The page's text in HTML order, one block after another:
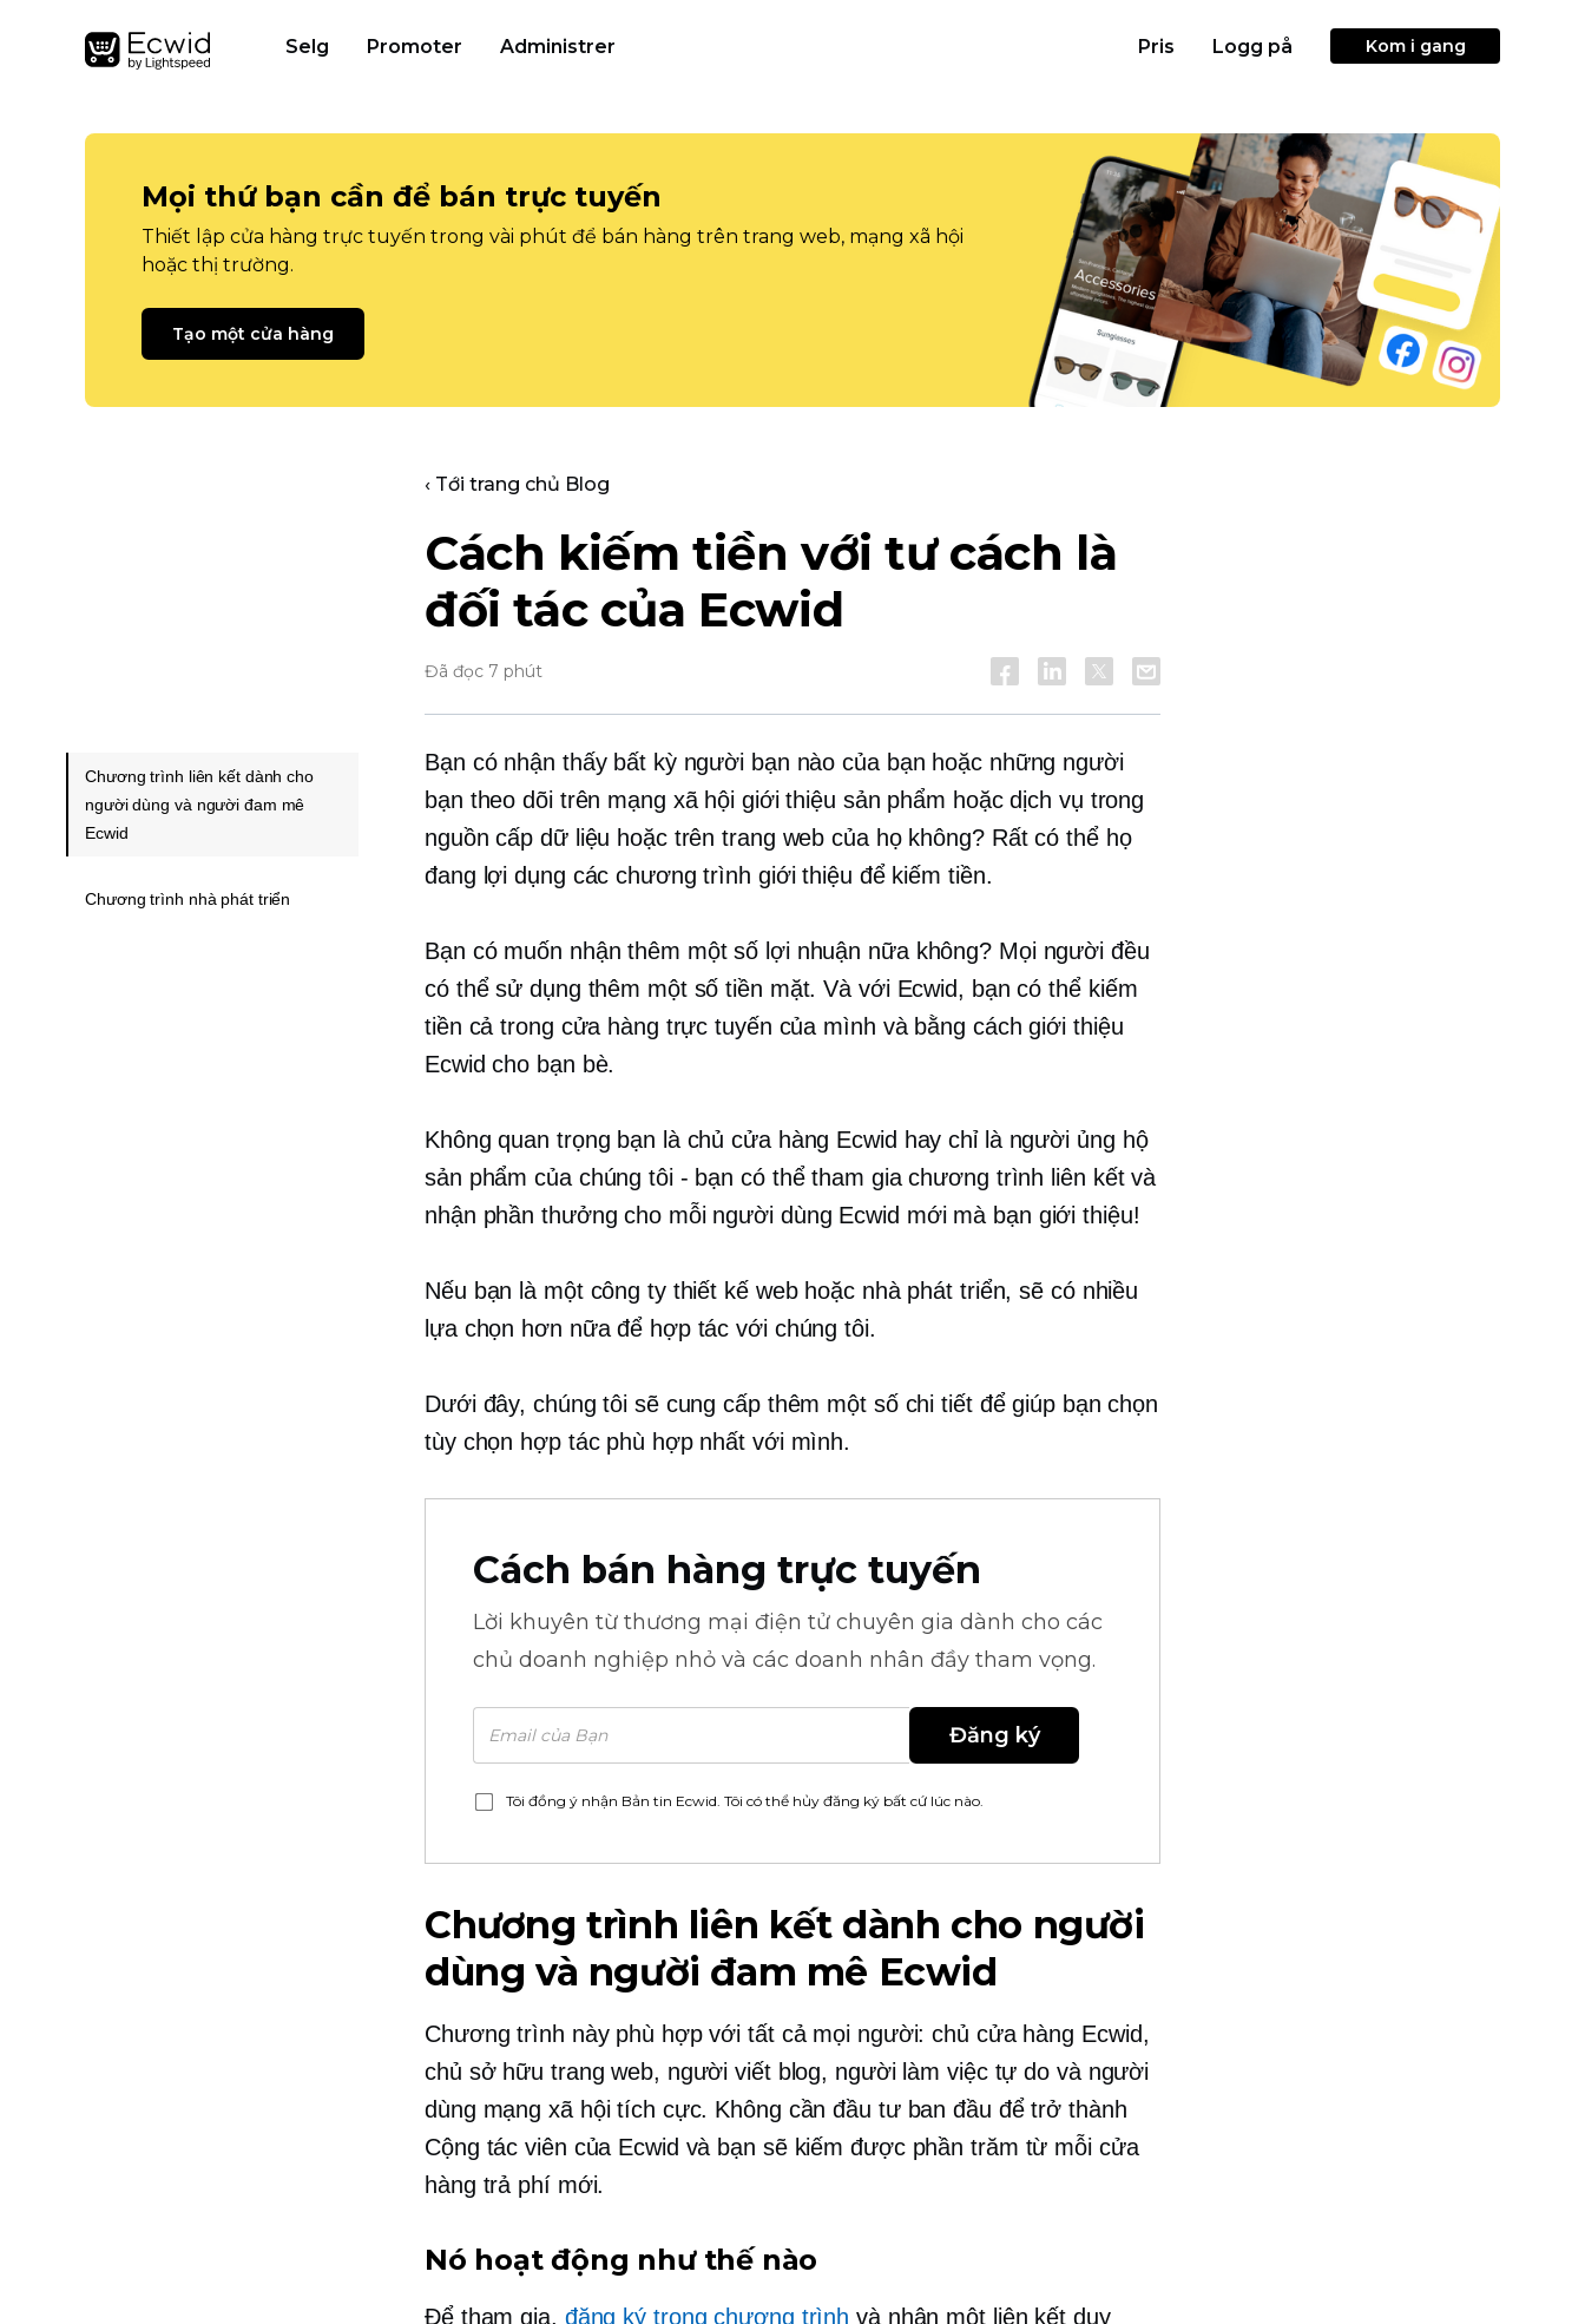
Selg Promoter Administrer Pris Logg på Kom i gang
Mọi thứ bạn cần để bán trực tuyến
Thiết lập cửa hàng trực tuyến trong vài phút để bán hàng trên trang web, mạng xã hội
hoặc thị trường.
Tạo một cửa hàng
‹ Tới trang chủ Blog
Cách kiếm tiền với tư cách là
đối tác của Ecwid
Đã đọc 7 phút
Bạn có nhận thấy bất kỳ người bạn nào của bạn hoặc những người
bạn theo dõi trên mạng xã hội giới thiệu sản phẩm hoặc dịch vụ trong
nguồn cấp dữ liệu hoặc trên trang web của họ không? Rất có thể họ
đang lợi dụng các chương trình giới thiệu để kiếm tiền.
Bạn có muốn nhận thêm một số lợi nhuận nữa không? Mọi người đều
có thể sử dụng thêm một số tiền mặt. Và với Ecwid, bạn có thể kiếm
tiền cả trong cửa hàng trực tuyến của mình và bằng cách giới thiệu
Ecwid cho bạn bè.
Không quan trọng bạn là chủ cửa hàng Ecwid hay chỉ là người ủng hộ
sản phẩm của chúng tôi - bạn có thể tham gia chương trình liên kết và
nhận phần thưởng cho mỗi người dùng Ecwid mới mà bạn giới thiệu!
Nếu bạn là một công ty thiết kế web hoặc nhà phát triển, sẽ có nhiều
lựa chọn hơn nữa để hợp tác với chúng tôi.
Dưới đây, chúng tôi sẽ cung cấp thêm một số chi tiết để giúp bạn chọn
tùy chọn hợp tác phù hợp nhất với mình.
Cách bán hàng trực tuyến
Lời khuyên từ thương mại điện tử chuyên gia dành cho các
chủ doanh nghiệp nhỏ và các doanh nhân đầy tham vọng.
Đăng ký
Tôi đồng ý nhận Bản tin Ecwid. Tôi có thể hủy đăng ký bất cứ lúc nào.
Chương trình liên kết dành cho người
dùng và người đam mê Ecwid
Chương trình này phù hợp với tất cả mọi người: chủ cửa hàng Ecwid,
chủ sở hữu trang web, người viết blog, người làm việc tự do và người
dùng mạng xã hội tích cực. Không cần đầu tư ban đầu để trở thành
Cộng tác viên của Ecwid và bạn sẽ kiếm được phần trăm từ mỗi cửa
hàng trả phí mới.
Nó hoạt động như thế nào
Để tham gia, đăng ký trong chương trình và nhận một liên kết duy
Chương trình liên kết dành cho
người dùng và người đam mê
Ecwid
Chương trình nhà phát triển